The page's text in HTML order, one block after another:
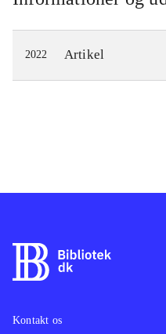
2022 Artikel
Kontakt os